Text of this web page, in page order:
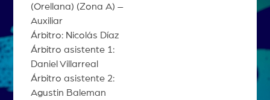
(Orellana) (Zona A) –
Auxiliar
Árbitro: Nicolás Díaz
Árbitro asistente 1:
Daniel Villarreal
Árbitro asistente 2:
Agustin Baleman